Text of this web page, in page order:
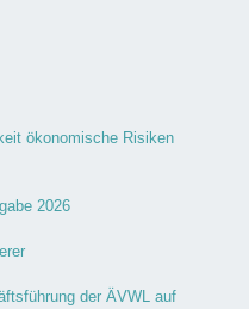
ökonomische Risiken
2026
der ÄVWL auf